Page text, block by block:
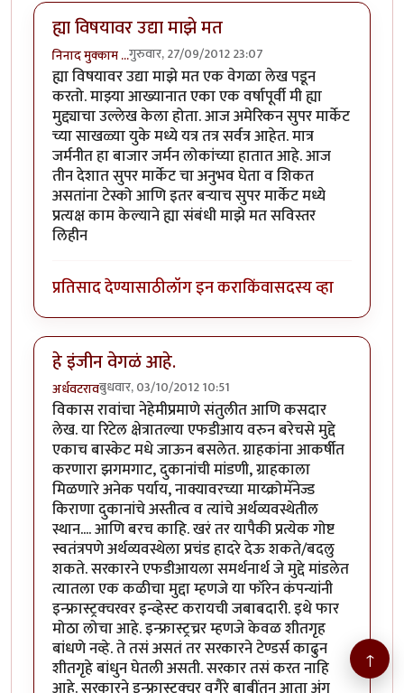
ह्या विषयावर उद्या माझे मत
निनाद मुक्काम …गुरुवार, 27/09/2012 23:07
ह्या विषयावर उद्या माझे मत एक वेगळा लेख पडून
करतो. माझ्या आख्यानात एका एक वर्षापूर्वी मी ह्या
मुद्द्याचा उल्लेख केला होता. आज अमेरिकन सुपर मार्केट
च्या साखळ्या युके मध्ये यत्र तत्र सर्वत्र आहेत. मात्र
जर्मनीत हा बाजार जर्मन लोकांच्या हातात आहे. आज
तीन देशात सुपर मार्केट चा अनुभव घेता व शिकत
असतांना टेस्को आणि इतर बर्‍याच सुपर मार्केट मध्ये
प्रत्यक्ष काम केल्याने ह्या संबंधी माझे मत सविस्तर
लिहीन
प्रतिसाद देण्यासाठीलॉग इन कराकिंवासदस्य व्हा
हे इंजीन वेगळं आहे.
अर्धवटरावबुधवार, 03/10/2012 10:51
विकास रावांचा नेहेमीप्रमाणे संतुलीत आणि कसदार
लेख. या रिटेल क्षेत्रातल्या एफडीआय वरुन बरेचसे मुद्दे
एकाच बास्केट मधे जाऊन बसलेत. ग्राहकांना आकर्षीत
करणारा झगमगाट, दुकानांची मांडणी, ग्राहकाला
मिळणारे अनेक पर्याय, नाक्यावरच्या माय्क्रोमॅनेज्ड
किराणा दुकानांचे अस्तीत्व व त्यांचे अर्थव्यवस्थेतील
स्थान.... आणि बरच काहि. खरं तर यापैकी प्रत्येक गोष्ट
स्वतंत्रपणे अर्थव्यवस्थेला प्रचंड हादरे देऊ शकते/बदलु
शकते. सरकारने एफडीआयला समर्थनार्थ जे मुद्दे मांडलेत
त्यातला एक कळीचा मुद्दा म्हणजे या फॉरेन कंपन्यांनी
इन्फ्रास्ट्रक्चरवर इन्व्हेस्ट करायची जबाबदारी. इथे फार
मोठा लोचा आहे. इन्फ्रास्ट्रच्रर म्हणजे केवळ शीतगृह
बांधणे नव्हे. ते तसं असतं तर सरकारने टेण्डर्स काढुन
शीतगृहे बांधुन घेतली असती. सरकार तसं करत नाहि ↑